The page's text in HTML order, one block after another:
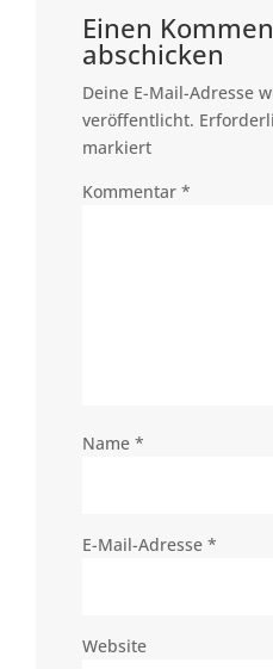
Einen
abschicken
Deine E-Mail-Adresse
veröffentlicht.
markiert
Kommentar *
Name *
E-Mail-Adresse *
Website